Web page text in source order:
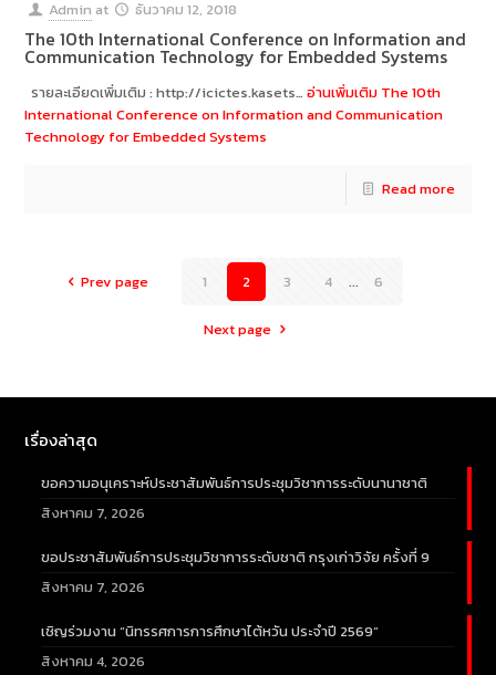
Admin at ธันวาคม 12, 2018
The 10th International Conference on Information and
Communication Technology for Embedded Systems
รายละเอียดเพิ่มเติม : http://icictes.kasets…อ่านเพิ่มเติม The 10th
International Conference on Information and Communication
Technology for Embedded Systems
Read more
Prev page 1 2 3 4 ... 6
Next page
เรื่องล่าสุด
ขอความอนุเคราะห์ประชาสัมพันธ์การประชุมวิชาการระดับนานาชาติ
สิงหาคม 7, 2026
ขอประชาสัมพันธ์การประชุมวิชาการระดับชาติ กรุงเก่าวิจัย ครั้งที่ 9
สิงหาคม 7, 2026
เชิญร่วมงาน “นิทรรศการการศึกษาไต้หวัน ประจำปี 2569”
สิงหาคม 4, 2026